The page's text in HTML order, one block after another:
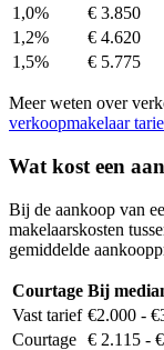
1,0%
€ 3.850
1,2%
€ 4.620
1,5%
€ 5.775
Meer weten over
verkoopmakelaar
Wat kost een
Bij de aankoop van
makelaarskosten
gemiddelde
Courtage Bij
Vast tarief €2.000 -
Courtage € 2.115 -